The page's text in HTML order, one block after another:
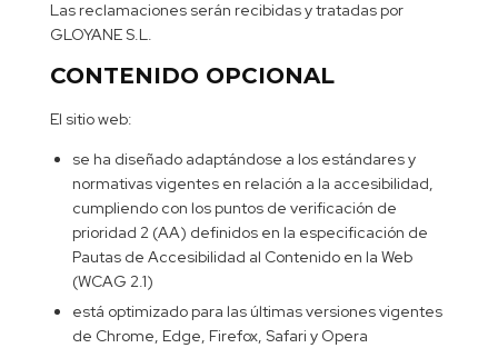
Las reclamaciones serán recibidas y tratadas por
GLOYANE S.L.
CONTENIDO OPCIONAL
El sitio web:
se ha diseñado adaptándose a los estándares y
normativas vigentes en relación a la accesibilidad,
cumpliendo con los puntos de verificación de
prioridad 2 (AA) definidos en la especificación de
Pautas de Accesibilidad al Contenido en la Web
(WCAG 2.1)
está optimizado para las últimas versiones vigentes
de Chrome, Edge, Firefox, Safari y Opera